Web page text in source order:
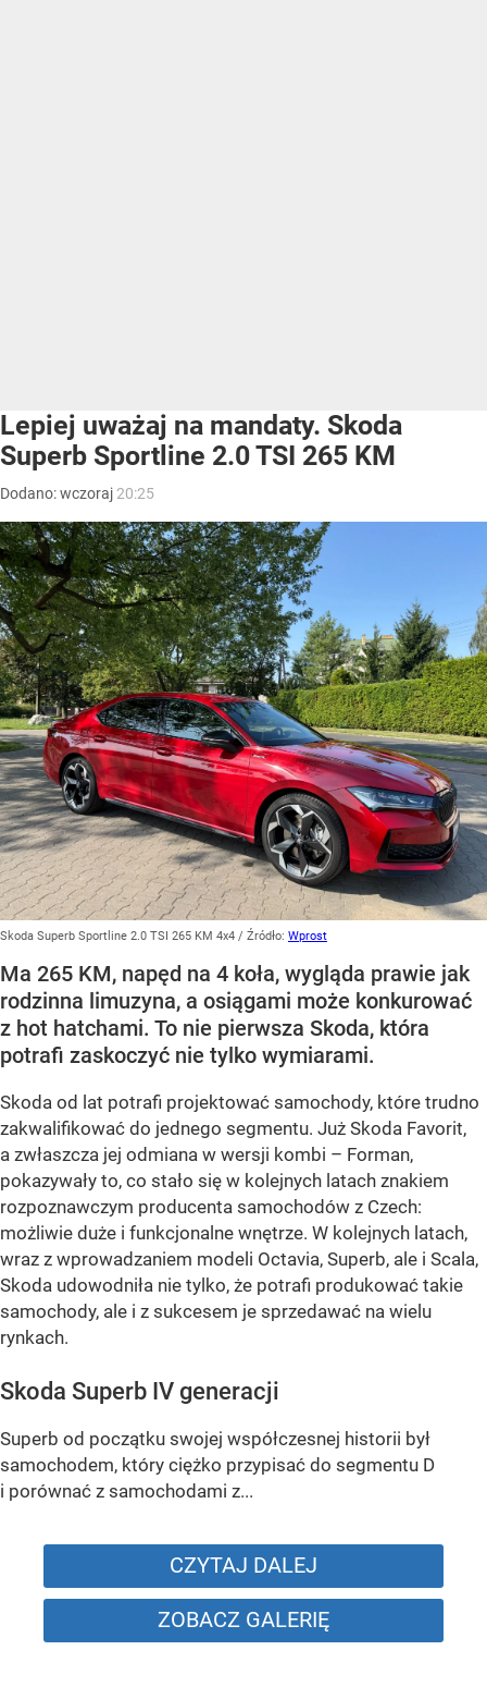
Lepiej uważaj na mandaty. Skoda
Superb Sportline 2.0 TSI 265 KM
Dodano:wczoraj 20:25
Skoda Superb Sportline 2.0 TSI 265 KM 4x4 / Źródło: Wprost
Ma 265 KM, napęd na 4 koła, wygląda prawie jak
rodzinna limuzyna, a osiągami może konkurować
z hot hatchami. To nie pierwsza Skoda, która
potrafi zaskoczyć nie tylko wymiarami.
Skoda od lat potrafi projektować samochody, które trudno
zakwalifikować do jednego segmentu. Już Skoda Favorit,
a zwłaszcza jej odmiana w wersji kombi – Forman,
pokazywały to, co stało się w kolejnych latach znakiem
rozpoznawczym producenta samochodów z Czech:
możliwie duże i funkcjonalne wnętrze. W kolejnych latach,
wraz z wprowadzaniem modeli Octavia, Superb, ale i Scala,
Skoda udowodniła nie tylko, że potrafi produkować takie
samochody, ale i z sukcesem je sprzedawać na wielu
rynkach.
Skoda Superb IV generacji
Superb od początku swojej współczesnej historii był
samochodem, który ciężko przypisać do segmentu D
i porównać z samochodami z...
CZYTAJ DALEJ
ZOBACZ GALERIĘ